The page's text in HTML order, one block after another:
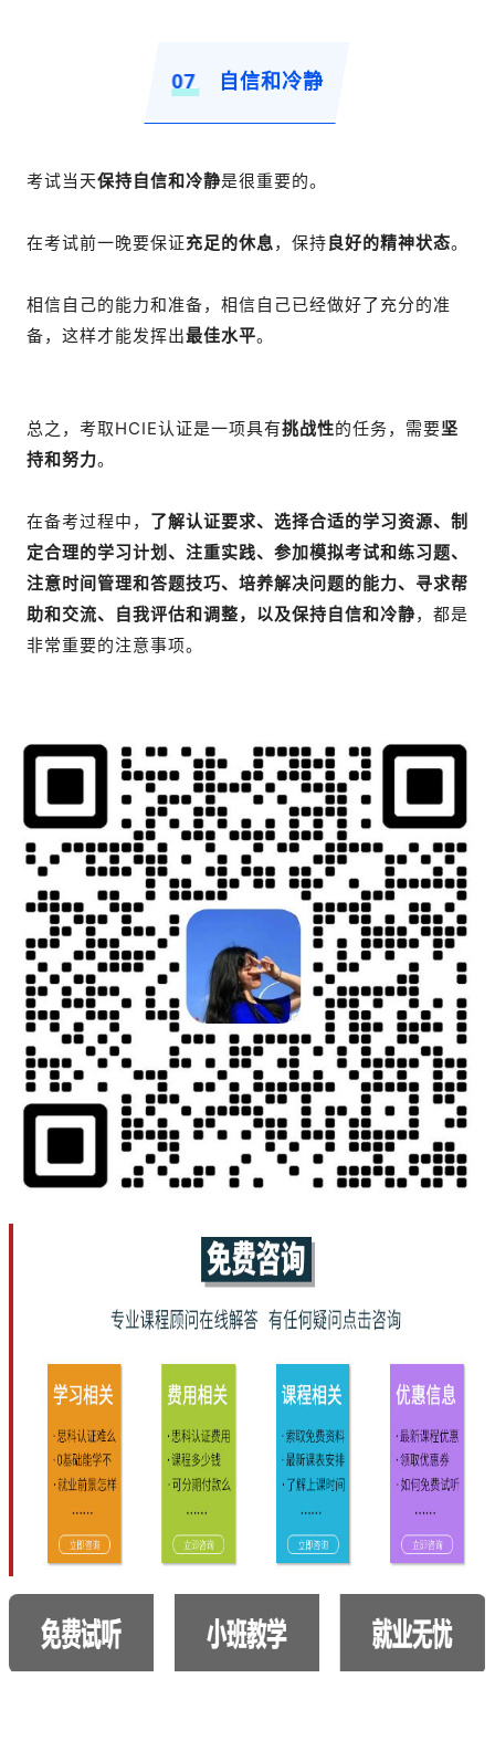
07 自信和冷静
考试当天保持自信和冷静是很重要的。
在考试前一晚要保证充足的休息，保持良好的精神状态。
相信自己的能力和准备，相信自己已经做好了充分的准
备，这样才能发挥出最佳水平。
总之，考取HCIE认证是一项具有挑战性的任务，需要坚
持和努力。
在备考过程中， 了解认证要求、选择合适的学习资源、制
定合理的学习计划、注重实践、参加模拟考试和练习题、
注意时间管理和答题技巧、培养解决问题的能力、寻求帮
助和交流、自我评估和调整，以及保持自信和冷静，都是
非常重要的注意事项。